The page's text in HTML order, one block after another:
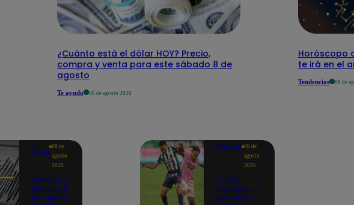
¿Cuánto está el dólar HOY? Precio,
compra y venta para este sábado 8 de
agosto
Te ayudo 08 de agosto 2026
Horóscopo
te irá en el
Tendencias 08 de
Te
ayudo
08 de
agosto
2026
Temblor en
Perú hoy, 8
de agosto:
Deportes 08 de
agosto
2026
Torneo
Clausura: ¿A
qué hora y